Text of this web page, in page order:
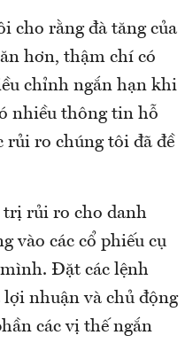
cho rằng đà tăng của
hơn, thậm chí có
chỉnh ngắn hạn khi
nhiều thông tin hỗ
rủi ro chúng tôi đã đề
trị rủi ro cho danh
vào các cổ phiếu cụ
Đặt các lệnh
nhuận và chủ động
các vị thế ngắn